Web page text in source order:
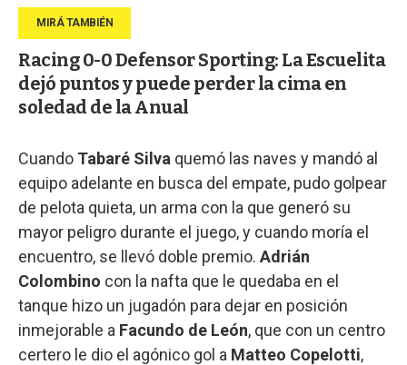
Racing 0-0 Defensor Sporting: La Escuelita
dejó puntos y puede perder la cima en
soledad de la Anual
Cuando Tabaré Silva quemó las naves y mandó al
equipo adelante en busca del empate, pudo golpear
de pelota quieta, un arma con la que generó su
mayor peligro durante el juego, y cuando moría el
encuentro, se llevó doble premio. Adrián
Colombino con la nafta que le quedaba en el
tanque hizo un jugadón para dejar en posición
inmejorable a Facundo de León, que con un centro
certero le dio el agónico gol a Matteo Copelotti,